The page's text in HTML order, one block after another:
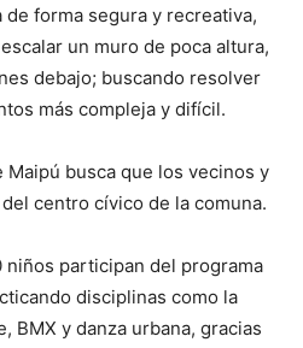
forma segura y recreativa,
un muro de poca altura,
debajo; buscando resolver
más compleja y difícil.
busca que los vecinos y
centro cívico de la comuna.
niños participan del programa
disciplinas como la
BMX y danza urbana, gracias